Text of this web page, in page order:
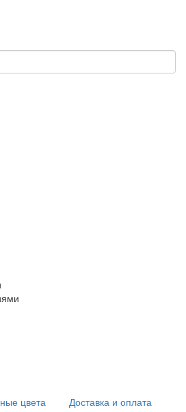
цвета Доставка и оплата